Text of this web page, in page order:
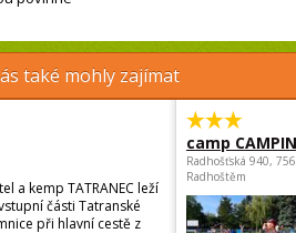
také mohly zajímat
a kemp TATRANEC leží
části Tatranské
při hlavní cestě z
camp
Radhošťská 940,
Radhoštěm